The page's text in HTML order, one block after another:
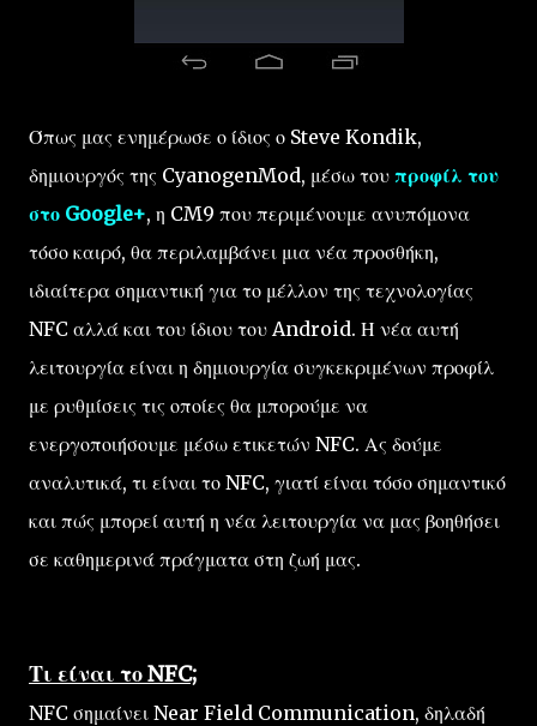
Όπως μας ενημέρωσε ο ίδιος ο Steve Kondik,
δημιουργός της CyanogenMod, μέσω του προφίλ του
στο Google+, η CM9 που περιμένουμε ανυπόμονα
τόσο καιρό, θα περιλαμβάνει μια νέα προσθήκη,
ιδιαίτερα σημαντική για το μέλλον της τεχνολογίας
NFC αλλά και του ίδιου του Android. Η νέα αυτή
λειτουργία είναι η δημιουργία συγκεκριμένων προφίλ
με ρυθμίσεις τις οποίες θα μπορούμε να
ενεργοποιήσουμε μέσω ετικετών NFC. Ας δούμε
αναλυτικά, τι είναι το NFC, γιατί είναι τόσο σημαντικό
και πώς μπορεί αυτή η νέα λειτουργία να μας βοηθήσει
σε καθημερινά πράγματα στη ζωή μας.
Τι είναι το NFC;
NFC σημαίνει Near Field Communication, δηλαδή